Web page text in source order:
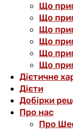
Що
Що
Що
Що
Що
Що
Дієтичне
Дієти
Добірки
Про нас
Про